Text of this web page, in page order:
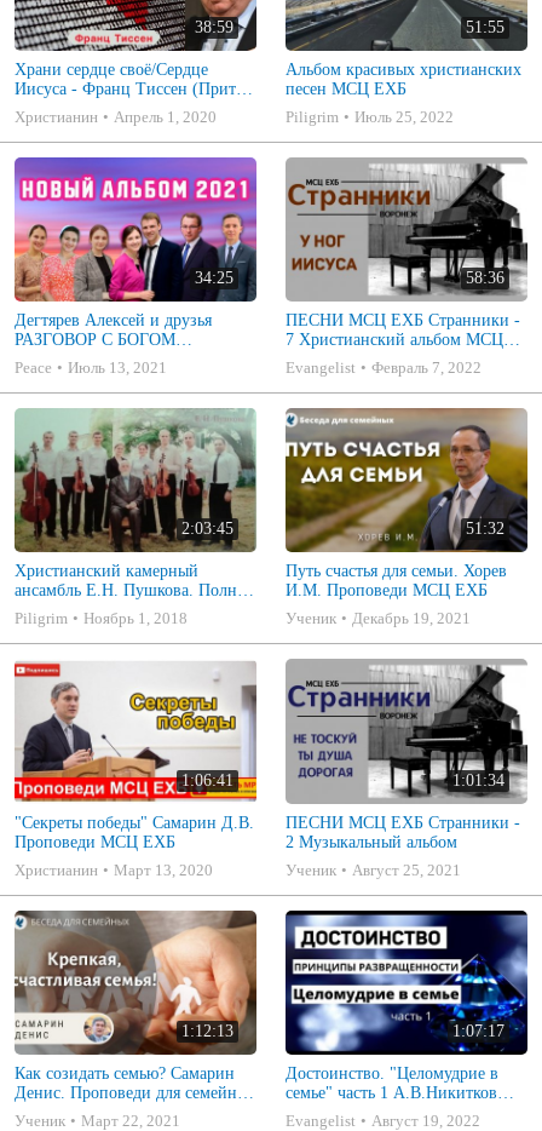
38:59
Храни сердце своё/Сердце
Иисуса - Франц Тиссен (Притчи
4:23)
Христианин Апрель 1, 2020
51:55
Альбом красивых христианских
песен МСЦ ЕХБ
Piligrim
Июль 25, 2022
34:25
Дегтярев Алексей и друзья
РАЗГОВОР С БОГОМ
Христианские песни МСЦ ЕХБ
2021 (7я)
Peace Июль 13, 2021
58:36
ПЕСНИ МСЦ ЕХБ Странники -
7 Христианский альбом МСЦ
ЕХБ
Evangelist Февраль 7, 2022
2:03:45
Христианский камерный
ансамбль Е.Н. Пушкова. Полное
собрание
Piligrim Ноябрь 1, 2018
51:32
Путь счастья для семьи. Хорев
И.М. Проповеди МСЦ ЕХБ
Ученик
Декабрь 19, 2021
1:06:41
"Секреты победы" Самарин Д.В.
Проповеди МСЦ ЕХБ
Христианин
Март 13, 2020
1:01:34
ПЕСНИ МСЦ ЕХБ Странники -
2 Музыкальный альбом
Ученик
Август 25, 2021
1:12:13
Как созидать семью? Самарин
Денис. Проповеди для семейных
МСЦ ЕХБ
Ученик Март 22, 2021
1:07:17
Достоинство. "Целомудрие в
семье" часть 1 А.В.Никитков
Беседа для семейных МСЦ ЕХБ
Evangelist Август 19, 2022